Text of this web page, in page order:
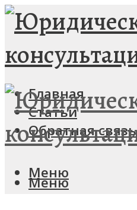
Главная
Статьи
Обратная связь
Меню
Меню